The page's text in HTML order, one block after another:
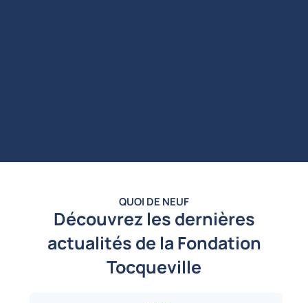
QUOI DE NEUF
Découvrez les dernières
actualités de la Fondation
Tocqueville